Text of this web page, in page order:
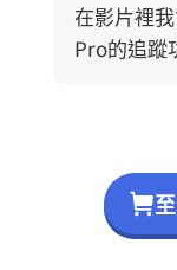
在影片裡
Pro的追蹤